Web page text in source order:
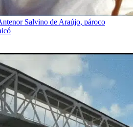
Salvino de Araújo, pároco